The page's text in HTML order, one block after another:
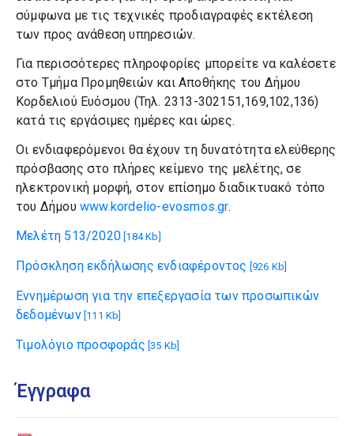
σύμφωνα με τις τεχνικές προδιαγραφές εκτέλεση
των προς ανάθεση υπηρεσιών.
Για περισσότερες πληροφορίες μπορείτε να καλέσετε
στο Τμήμα Προμηθειών και Αποθήκης του Δήμου
Κορδελιού Ευόσμου (Τηλ. 2313-302151,169,102,136)
κατά τις εργάσιμες ημέρες και ώρες.
Οι ενδιαφερόμενοι θα έχουν τη δυνατότητα ελεύθερης
πρόσβασης στο πλήρες κείμενο της μελέτης, σε
ηλεκτρονική μορφή, στον επίσημο διαδικτυακό τόπο
του Δήμου www.kordelio-evosmos.gr.
Μελέτη 513/2020 [184 Kb]
Πρόσκληση εκδήλωσης ενδιαφέροντος [926 Kb]
Εννημέρωση για την επεξεργασία των προσωπικών
δεδομένων[111 Kb]
Τιμολόγιο προσφοράς [35 Kb]
Έγγραφα